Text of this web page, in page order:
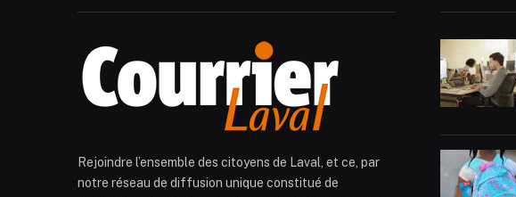
Rejoindre l’ensemble des citoyens de Laval, et ce, par
notre réseau de diffusion unique constitué de